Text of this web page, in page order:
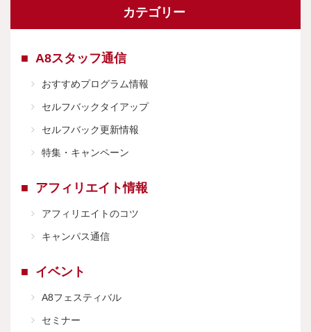
カテゴリー
A8スタッフ通信
おすすめプログラム情報
セルフバックタイアップ
セルフバック更新情報
特集・キャンペーン
アフィリエイト情報
アフィリエイトのコツ
キャンパス通信
イベント
A8フェスティバル
セミナー